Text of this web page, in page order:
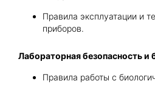
Правила эксплуатации и
приборов.
Лабораторная безопасность и
Правила работы с